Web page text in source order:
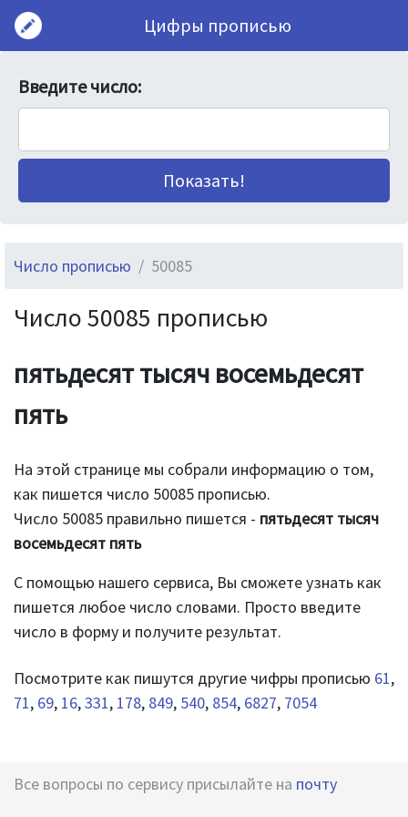
Цифры прописью
Введите число:
Число прописью 50085
Число 50085 прописью
пятьдесят тысяч восемьдесят
пять
На этой странице мы собрали информацию о том,
как пишется число 50085 прописью.
Число 50085 правильно пишется - пятьдесят тысяч
восемьдесят пять
С помощью нашего сервиса, Вы сможете узнать как
пишется любое число словами. Просто введите
число в форму и получите результат.
Посмотрите как пишутся другие чифры прописью 61,
71, 69, 16,331, 178, 849, 540, 854, 6827, 7054
Все вопросы по сервису присылайте на почту